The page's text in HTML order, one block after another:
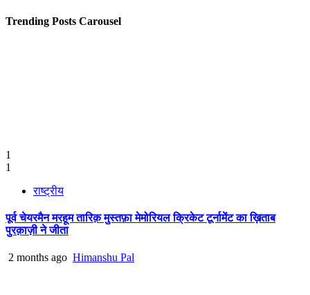
Trending Posts Carousel
1
1
राष्ट्रीय
पूर्व चेयरमैन मरहूम तारिक़ मुस्तफ़ा मेमोरियल क्रिकेट टूर्नामेंट का ख़िताब
पुरक़ाज़ी ने जीता
2 months ago Himanshu Pal